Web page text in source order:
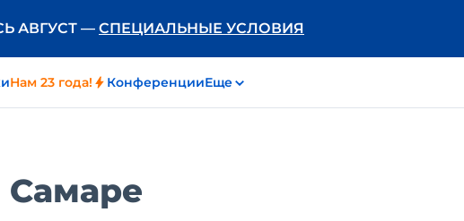
АВГУСТ — СПЕЦИАЛЬНЫЕ УСЛОВИЯ
Нам 23 года! КонференцииЕще
Самаре